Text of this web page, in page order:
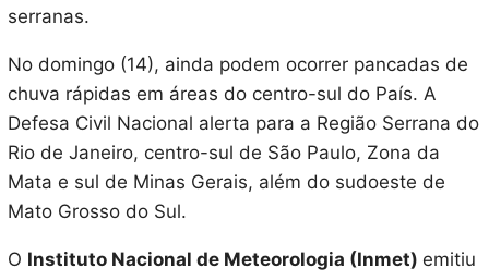
serranas.
No domingo (14), ainda podem ocorrer pancadas de
chuva rápidas em áreas do centro-sul do País. A
Defesa Civil Nacional alerta para a Região Serrana do
Rio de Janeiro, centro-sul de São Paulo, Zona da
Mata e sul de Minas Gerais, além do sudoeste de
Mato Grosso do Sul.
O Instituto Nacional de Meteorologia (Inmet) emitiu